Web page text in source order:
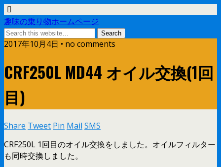
趣味の乗り物ホームページ
2017年10月4日 • no comments
CRF250L MD44 オイル交換(1回
目)
Share Tweet Pin Mail SMS
CRF250L 1回目のオイル交換をしました。オイルフィルター
も同時交換しました。